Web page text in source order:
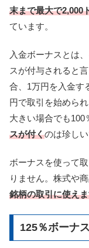
末まで最大で2,000
ています。
入金ボーナスとは
スが付与されると
合、1万円を入金す
円で取引を始めら
大きい場合でも100
スが付くのは珍しい
ボーナスを使って
りません。株式や
銘柄の取引に使え
125％ボーナ